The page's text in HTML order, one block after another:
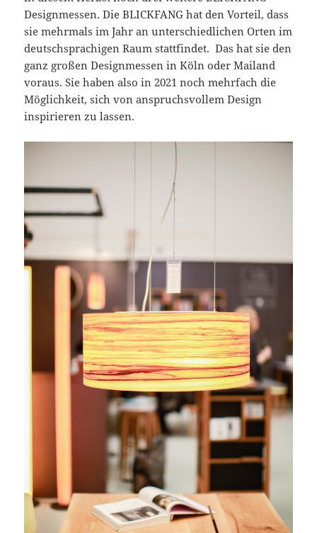
Designmessen. Die BLICKFANG hat den Vorteil, dass
sie mehrmals im Jahr an unterschiedlichen Orten im
deutschsprachigen Raum stattfindet. Das hat sie den
ganz großen Designmessen in Köln oder Mailand
voraus. Sie haben also in 2021 noch mehrfach die
Möglichkeit, sich von anspruchsvollem Design
inspirieren zu lassen.